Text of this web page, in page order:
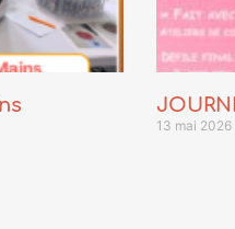
13 mai 2026